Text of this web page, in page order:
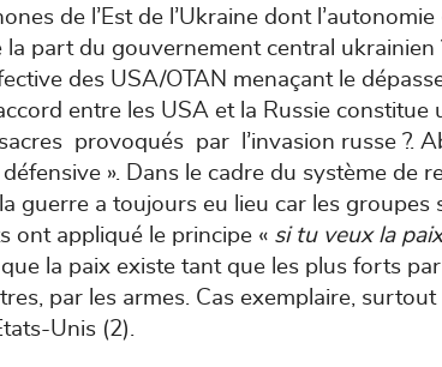
de l’Est de l’Ukraine dont l’autonomie
part du gouvernement central ukrainien
des USA/OTAN menaçant le
entre les USA et la Russie constitue
provoqués par l’invasion russe ?.
». Dans le cadre du système de
guerre a toujours eu lieu car les groupes
ont appliqué le principe « si tu veux la
que la paix existe tant que les plus forts
par les armes. Cas exemplaire, surtout
Unis (2).